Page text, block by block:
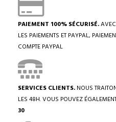
PAIEMENT 100% SÉCURISÉ.
LES PAIEMENTS ET PAYPAL,
COMPTE PAYPAL
SERVICES CLIENTS. NOUS
LES 48H. VOUS POUVEZ
30